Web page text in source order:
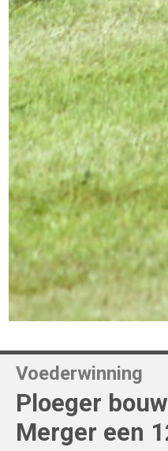
Voederwinning
Ploeger
Merger een